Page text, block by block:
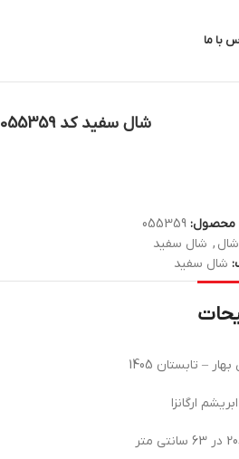
با ما
شال سفید کد 055359
محصول:055359
شال , شال سفید
شال سفید
– تابستان 1405
ارگانزا